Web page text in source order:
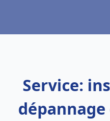
Service: